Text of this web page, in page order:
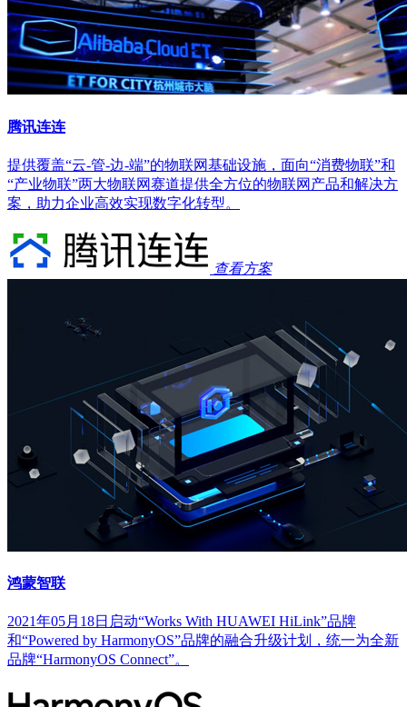
腾讯连连
提供覆盖“云-管-边-端”的物联网基础设施，面向“消费物联”和
“产业物联”两大物联网赛道提供全方位的物联网产品和解决方
案，助力企业高效实现数字化转型。
查看方案
鸿蒙智联
2021年05月18日启动“Works With HUAWEI HiLink”品牌
和“Powered by HarmonyOS”品牌的融合升级计划，统一为全新
品牌“HarmonyOS Connect”。